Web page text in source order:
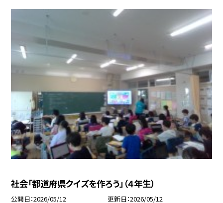
社会「都道府県クイズを作ろう」（４年生）
公開日 2026/05/12 更新日 2026/05/12